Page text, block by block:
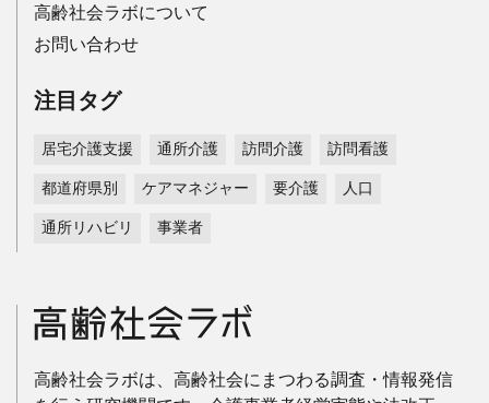
高齢社会ラボは、高齢社会にまつわる調査・情報発信
高齢社会ラボについて
お問い合わせ
注目タグ
居宅介護支援 通所介護 訪問介護 訪問看護
都道府県別 ケアマネジャー 要介護 人口
通所リハビリ 事業者